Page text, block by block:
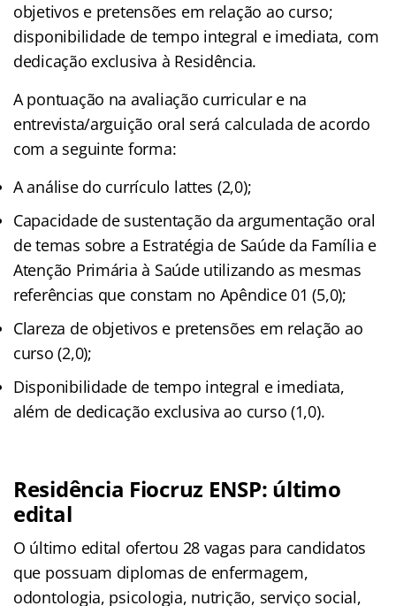
objetivos e pretensões em relação ao curso;
disponibilidade de tempo integral e imediata, com
dedicação exclusiva à Residência.
A pontuação na avaliação curricular e na
entrevista/arguição oral será calculada de acordo
com a seguinte forma:
A análise do currículo lattes (2,0);
Capacidade de sustentação da argumentação oral
de temas sobre a Estratégia de Saúde da Família e
Atenção Primária à Saúde utilizando as mesmas
referências que constam no Apêndice 01 (5,0);
Clareza de objetivos e pretensões em relação ao
curso (2,0);
Disponibilidade de tempo integral e imediata,
além de dedicação exclusiva ao curso (1,0).
Residência Fiocruz ENSP: último
edital
O último edital ofertou 28 vagas para candidatos
que possuam diplomas de enfermagem,
odontologia, psicologia, nutrição, serviço social,